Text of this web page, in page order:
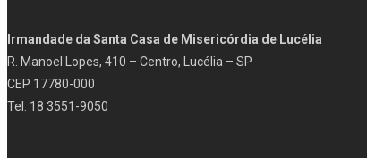
Irmandade da Santa Casa de Misericórdia de Lucélia
R. Manoel Lopes, 410 – Centro, Lucélia – SP
CEP 17780-000
Tel: 18 3551-9050